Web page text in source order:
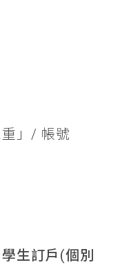
」/ 帳號
生訂戶(個別